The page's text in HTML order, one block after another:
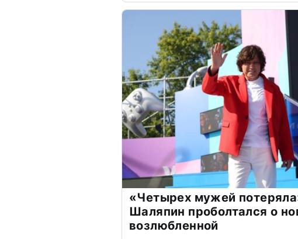
«Четырех мужей
Шаляпин проболтался о
возлюбленной